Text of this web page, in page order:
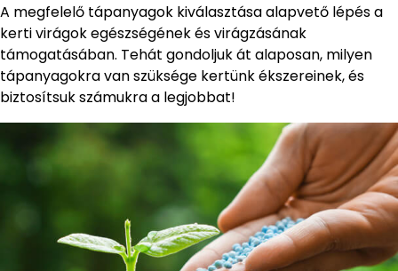
A megfelelő tápanyagok kiválasztása alapvető lépés a
kerti virágok egészségének és virágzásának
támogatásában. Tehát gondoljuk át alaposan, milyen
tápanyagokra van szüksége kertünk ékszereinek, és
biztosítsuk számukra a legjobbat!